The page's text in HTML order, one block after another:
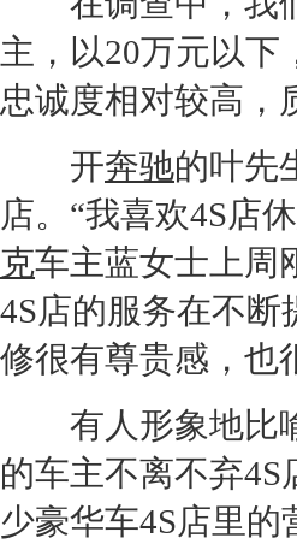
主，以20万元以下
忠诚度相对较高，
开奔驰的叶先
店。“我喜欢4S店
克车主蓝女士上周
4S店的服务在不断
修很有尊贵感，也
有人形象地比
的车主不离不弃4S
少豪华车4S店里的